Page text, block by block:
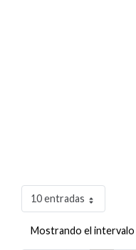
10 entradas
Mostrando el